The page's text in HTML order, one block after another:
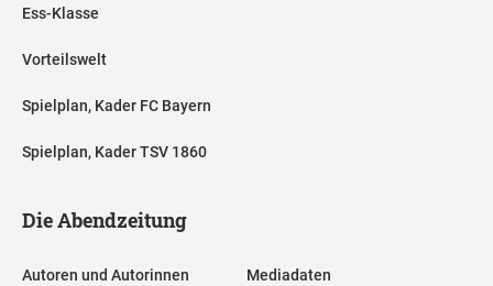
Ess-Klasse
Vorteilswelt
Spielplan, Kader FC Bayern
Spielplan, Kader TSV 1860
Die Abendzeitung
Autoren und Autorinnen Mediadaten